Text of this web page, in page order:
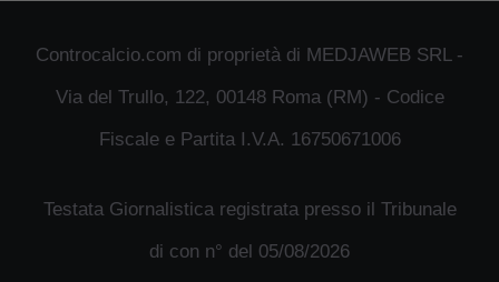
Controcalcio.com di proprietà di MEDJAWEB SRL -
Via del Trullo, 122, 00148 Roma (RM) - Codice
Fiscale e Partita I.V.A. 16750671006
Testata Giornalistica registrata presso il Tribunale
di con n° del 05/08/2026